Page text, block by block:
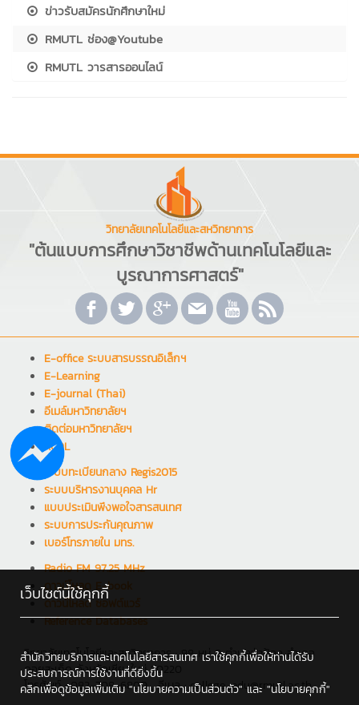
ข่าวรับสมัครนักศึกษาใหม่
RMUTL ช่อง@Youtube
RMUTL วารสารออนไลน์
วิทยาลัยเทคโนโลยีและสหวิทยาการ
"ต้นแบบการศึกษาวิชาชีพด้านเทคโนโลยีและ
บูรณาการศาสตร์"
E-office ระบบสารบรรณอิเล็กฯ
E-Learning
E-journal (Thai)
อีเมล์มหาวิทยาลัยฯ
ติดต่อมหาวิทยาลัยฯ
RCDL
ระบบทะเบียนกลาง Regis2015
ระบบบริหารงานบุคคล Hr
แบบประเมินพึงพอใจสารสนเทศ
ระบบการประกันคุณภาพ
เบอร์โทรภายใน มทร.
Radio FM 97.25 MHz
ดาวน์โหลด E-book
ดาวน์โหลด ซอฟต์แวร์
Reference Databases
วิทยาลัยเทคโนโลยีและสหวิทยาการ : 98 หมู่ 8 ตำบลป่าป้อง อำเภอ
ดอยสะเก็ด จังหวัดเชียงใหม่ 50220
โทรศัพท์ : 082-708-6800 , อีเมล : college_edu@rmutl.ac.th
เว็บไซต์นี้ใช้คุกกี้
สำนักวิทยบริการและเทคโนโลยีสารสนเทศ เราใช้คุกกี้เพื่อให้ท่านได้รับ
ประสบการณ์การใช้งานที่ดียิ่งขึ้น
คลิกเพื่อดูข้อมูลเพิ่มเติม "นโยบายความเป็นส่วนตัว" และ "นโยบายคุกกี้"